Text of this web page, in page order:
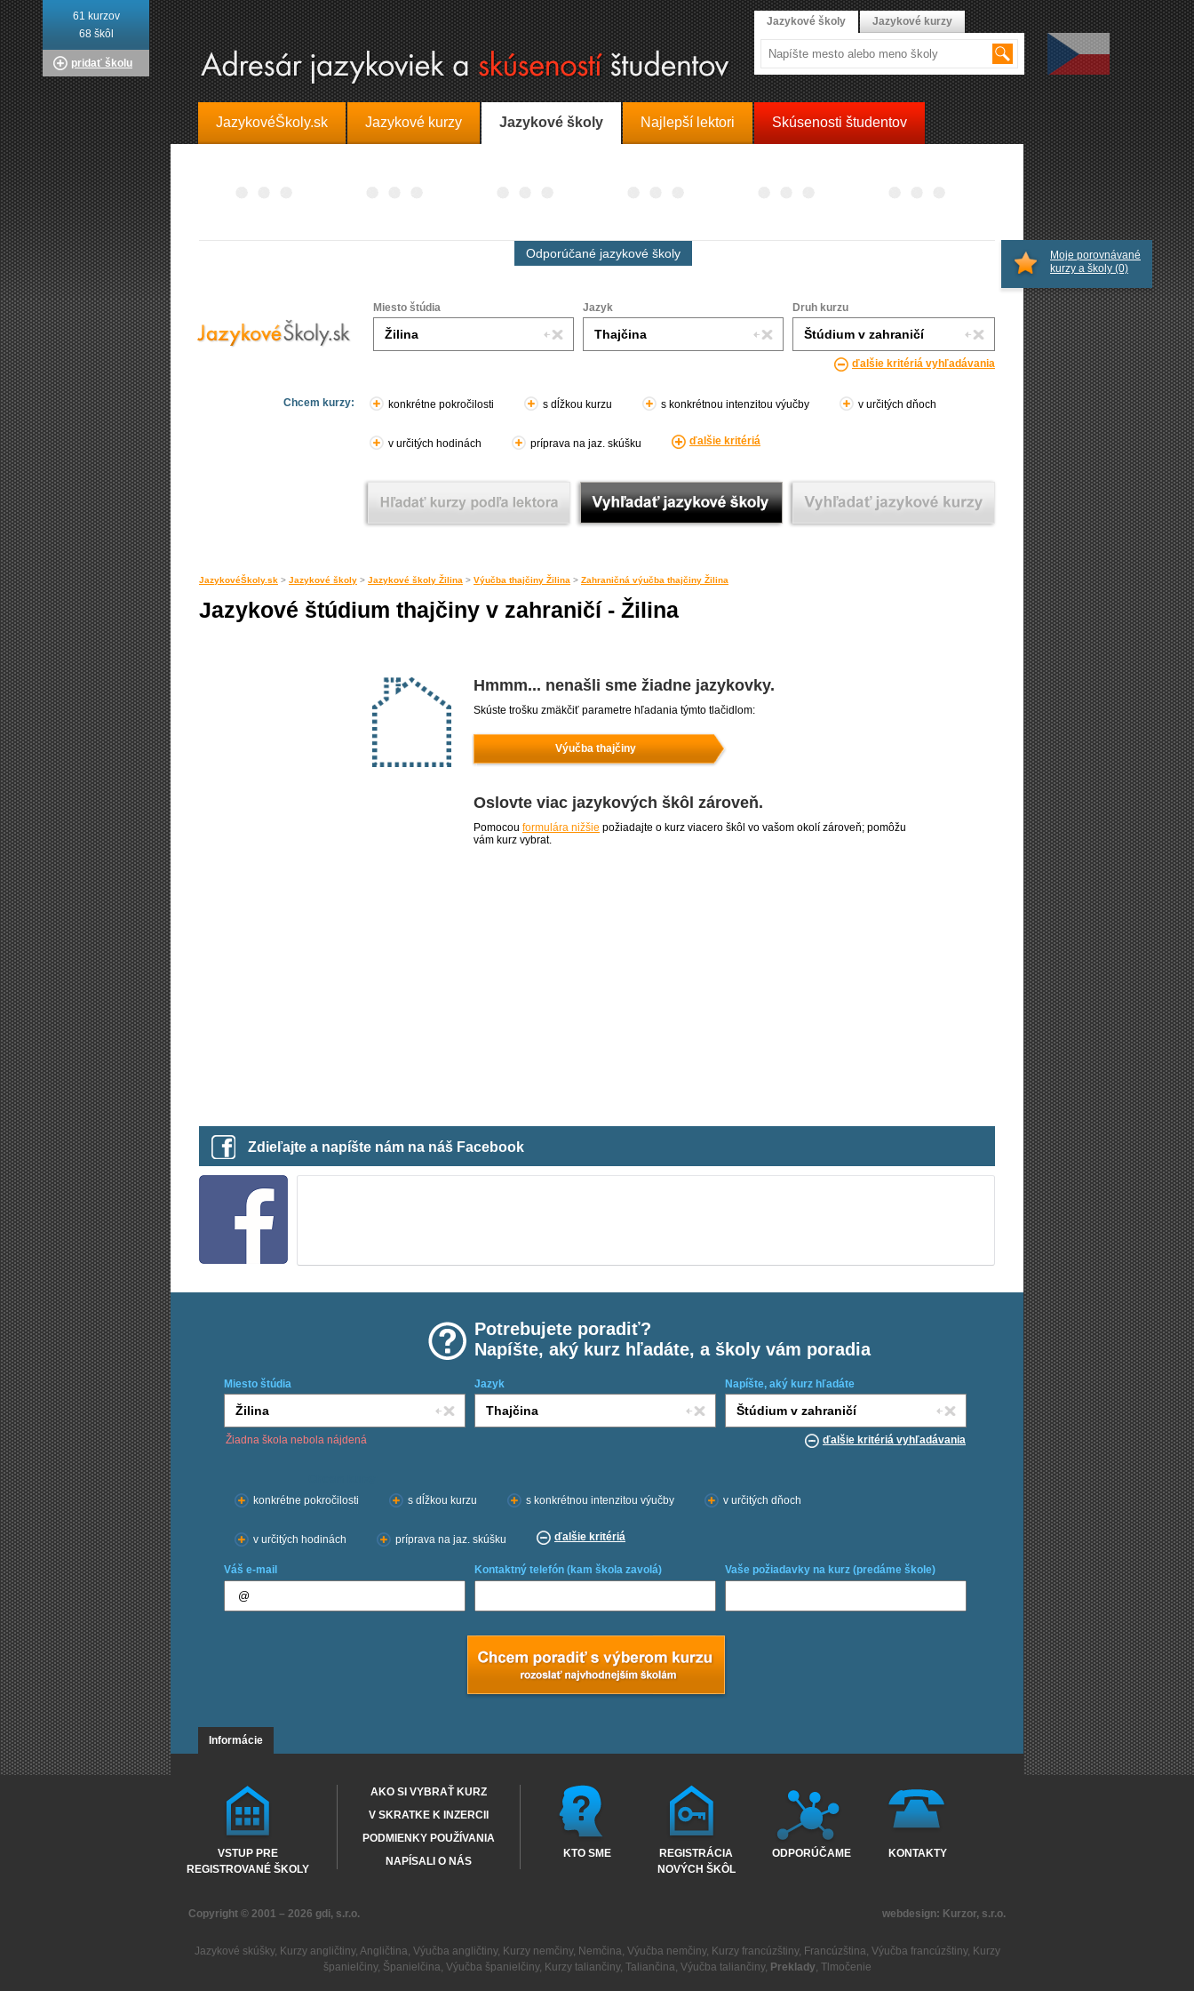
JazykovéŠkoly.sk Jazykové kurzy Jazykové školy Najlepší lektori Skúsenosti študentov
Odporúčané jazykové školy
Miesto štúdia Jazyk Druh kurzu
ďalšie kritériá vyhľadávania
Chcem kurzy: konkrétne pokročilosti s dĺžkou kurzu s konkrétnou intenzitou výučby v určitých dňoch
v určitých hodinách príprava na jaz. skúšku ďalšie kritériá
JazykovéŠkoly.sk > Jazykové školy > Jazykové školy Žilina > Výučba thajčiny Žilina > Zahraničná výučba thajčiny Žilina
Jazykové štúdium thajčiny v zahraničí - Žilina
Hmmm... nenašli sme žiadne jazykovky.
Skúste trošku zmäkčiť parametre hľadania týmto tlačidlom:
Výučba thajčiny
Oslovte viac jazykových škôl zároveň.
Pomocou formulára nižšie požiadajte o kurz viacero škôl vo vašom okolí zároveň; pomôžu
vám kurz vybrat.
Zdieľajte a napíšte nám na náš Facebook
Potrebujete poradiť?
Napíšte, aký kurz hľadáte, a školy vám poradia
Miesto štúdia Jazyk Napíšte, aký kurz hľadáte
Žiadna škola nebola nájdená ďalšie kritériá vyhľadávania
konkrétne pokročilosti
s dĺžkou kurzu s konkrétnou intenzitou výučby v určitých dňoch
v určitých hodinách príprava na jaz. skúšku ďalšie kritériá
Váš e-mail Kontaktný telefón (kam škola zavolá) Vaše požiadavky na kurz (predáme škole)
Moje porovnávané
kurzy a školy (0)
61 kurzov
68 škôl
pridať školu
Jazykové školy Jazykové kurzy
Informácie
VSTUP PRE
REGISTROVANÉ ŠKOLY
AKO SI VYBRAŤ KURZ
V SKRATKE K INZERCII
PODMIENKY POUŽÍVANIA
NAPÍSALI O NÁS
KTO SME
REGISTRÁCIA
NOVÝCH ŠKÔL
ODPORÚČAME KONTAKTY
Copyright © 2001 – 2026 gdi, s.r.o. webdesign: Kurzor, s.r.o.
Jazykové skúšky, Kurzy angličtiny, Angličtina, Výučba angličtiny, Kurzy nemčiny, Nemčina, Výučba nemčiny, Kurzy francúzštiny, Francúzština, Výučba francúzštiny, Kurzy
španielčiny, Španielčina, Výučba španielčiny, Kurzy taliančiny, Taliančina, Výučba taliančiny, Preklady, Tlmočenie